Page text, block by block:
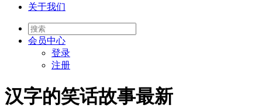
关于我们
会员中心
登录
注册
汉字的笑话故事最新